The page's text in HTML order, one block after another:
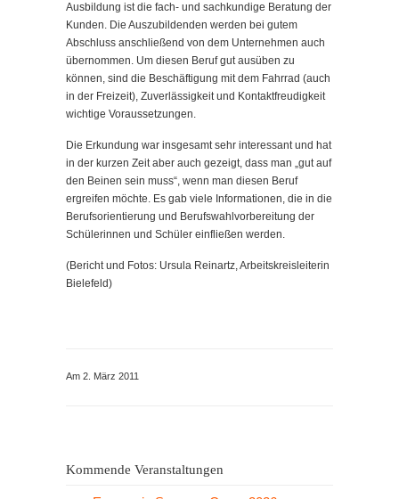
Ausbildung ist die fach- und sachkundige Beratung der
Kunden. Die Auszubildenden werden bei gutem
Abschluss anschließend von dem Unternehmen auch
übernommen. Um diesen Beruf gut ausüben zu
können, sind die Beschäftigung mit dem Fahrrad (auch
in der Freizeit), Zuverlässigkeit und Kontaktfreudigkeit
wichtige Voraussetzungen.
Die Erkundung war insgesamt sehr interessant und hat
in der kurzen Zeit aber auch gezeigt, dass man „gut auf
den Beinen sein muss“, wenn man diesen Beruf
ergreifen möchte. Es gab viele Informationen, die in die
Berufsorientierung und Berufswahlvorbereitung der
Schülerinnen und Schüler einfließen werden.
(Bericht und Fotos: Ursula Reinartz, Arbeitskreisleiterin
Bielefeld)
Am 2. März 2011
Kommende Veranstaltungen